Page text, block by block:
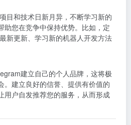
目和技术日新月异，不断学习新的
助您在竞争中保持优势。比如，定
新更新、学习新的机器人开发方法
建立自己的个人品牌，这将极
。建立良好的信誉、提供有价值的
用户自发推荐您的服务，从而形成